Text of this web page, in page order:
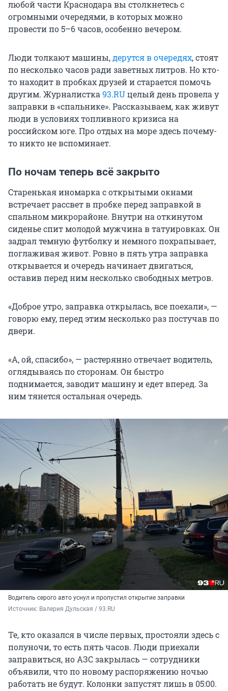
любой части Краснодара вы столкнетесь с
огромными очередями, в которых можно
провести по 5–6 часов, особенно вечером.
Люди толкают машины,дерутся в очередях, стоят
по несколько часов ради заветных литров. Но кто-
то находит в пробках друзей и старается помочь
другим. Журналистка 93.RUцелый день провела у
заправки в «спальнике». Рассказываем, как живут
люди в условиях топливного кризиса на
российском юге. Про отдых на море здесь почему-
то никто не вспоминает.
По ночам теперь всё закрыто
Старенькая иномарка с открытыми окнами
встречает рассвет в пробке перед заправкой в
спальном микрорайоне. Внутри на откинутом
сиденье спит молодой мужчина в татуировках. Он
задрал темную футболку и немного похрапывает,
поглаживая живот. Ровно в пять утра заправка
открывается и очередь начинает двигаться,
оставив перед ним несколько свободных метров.
«Доброе утро, заправка открылась, все поехали», —
говорю ему, перед этим несколько раз постучав по
двери.
«А, ой, спасибо», — растерянно отвечает водитель,
оглядываясь по сторонам. Он быстро
поднимается, заводит машину и едет вперед. За
ним тянется остальная очередь.
Водитель серого авто уснул и пропустил открытие заправки
Источник: Валерия Дульская / 93.RU
Те, кто оказался в числе первых, простояли здесь с
полуночи, то есть пять часов. Люди приехали
заправиться, но АЗС закрылась — сотрудники
объявили, что по новому распоряжению ночью
работать не будут. Колонки запустят лишь в 05:00.